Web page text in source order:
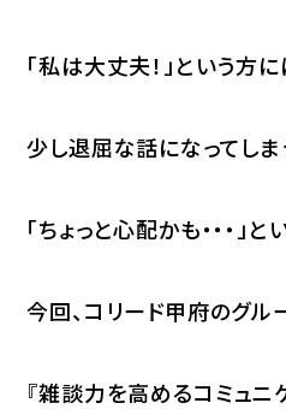
「私は大丈夫！」という方に
少し退屈な話になってしま
「ちょっと心配かも・・・」と
今回、コリード甲府のグル
『雑談力を高めるコミュニ